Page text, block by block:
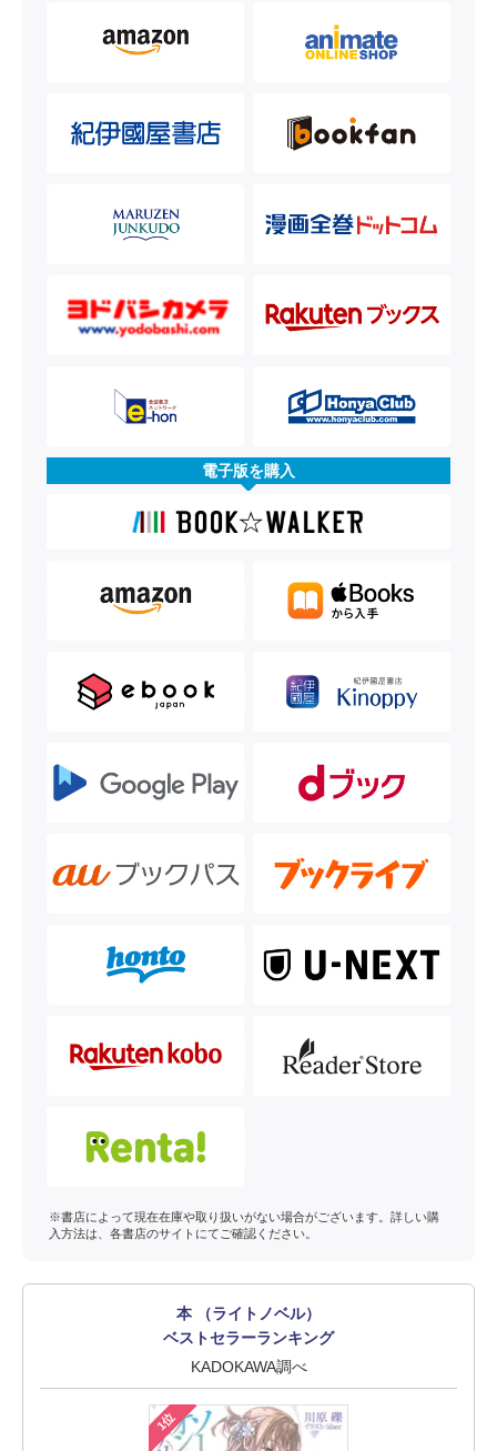
電子版を購入
※書店によって現在在庫や取り扱いがない場合がございます。詳しい購
入方法は、各書店のサイトにてご確認ください。
本 （ライトノベル）
ベストセラーランキング
KADOKAWA調べ
1位